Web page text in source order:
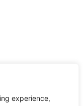
experience,